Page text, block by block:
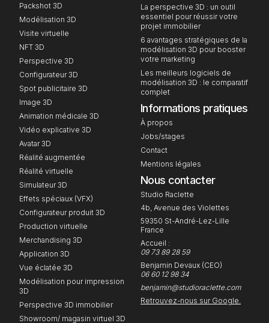
Packshot 3D
Modélisation 3D
Visite virtuelle
NFT 3D
Perspective 3D
Configurateur 3D
Spot publicitaire 3D
Image 3D
Animation médicale 3D
Vidéo explicative 3D
Avatar 3D
Réalité augmentée
Réalité virtuelle
Simulateur 3D
Effets spéciaux (VFX)
Configurateur produit 3D
Production virtuelle
Merchandising 3D
Application 3D
Vue éclatée 3D
Modélisation pour impression
3D
Perspective 3D immobilier
Showroom/ magasin virtuel 3D
La perspective 3D : un outil
essentiel pour réussir votre
projet immobilier
6 avantages stratégiques de la
modélisation 3D pour booster
votre marketing
Les meilleurs logiciels de
modélisation 3D : le comparatif
complet
Informations pratiques
À propos
Jobs/stages
Contact
Mentions légales
Nous contacter
Studio Raclette
4b, Avenue des Violettes
59350 St-André-Lez-Lille
France
Accueil :
09 73 89 28 59
Benjamin Devaux (CEO)
06 60 12 98 34
benjamin@studioraclette.com
Retrouvez-nous sur Google.